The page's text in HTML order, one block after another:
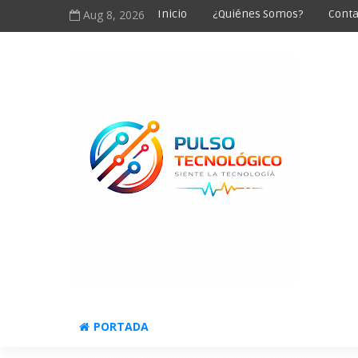
Aug 8, 2026 Inicio ¿Quiénes Somos?
PORTADA